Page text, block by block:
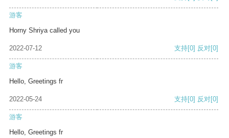
游客
Horny Shriya called you
2022-07-12 支持[0] 反对[0]
游客
Hello, Greetings fr
2022-05-24 支持[0] 反对[0]
游客
Hello, Greetings fr